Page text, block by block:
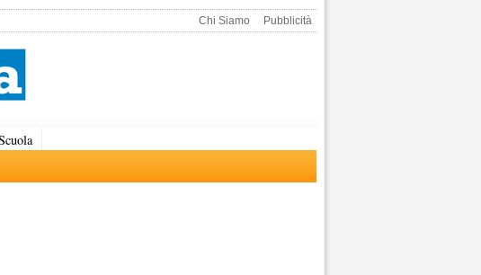
Chi Siamo Pubblicità